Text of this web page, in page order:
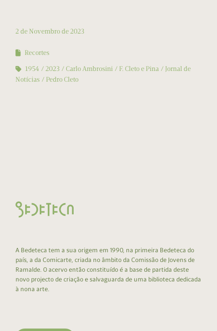
2 de Novembro de 2023
Recortes
1954
2023 Carlo Ambrosini F. Cleto e Pina
Jornal de
Notícias
Pedro Cleto
A Bedeteca tem a sua origem em 1990, na primeira Bedeteca do
país, a da Comicarte, criada no âmbito da Comissão de Jovens de
Ramalde. O acervo então constituído é a base de partida deste
novo projecto de criação e salvaguarda de uma biblioteca dedicada
à nona arte.